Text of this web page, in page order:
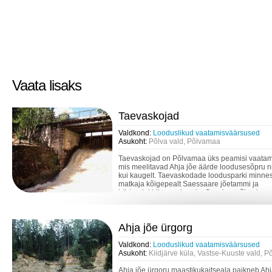
Vaata lisaks
Taevaskojad
Valdkond: Looduslikud vaatamisväärsused
Asukoht: Põlva vald, Põlvamaa
Taevaskojad on Põlvamaa üks peamisi
mis meelitavad Ahja jõe äärde loodusesõpru
kui kaugelt. Taevaskodade loodusparki
matkaja kõigepealt Saessaare jõetammi ja
hüdroelektrijaama juurde. Suvel on võimalus
Ahja jõe ürgorg
Valdkond: Looduslikud vaatamisväärsused
Asukoht: Kiidjärve küla, Vastse-Kuuste vald,
Ahja jõe ürgoru maastikukaitseala paikneb